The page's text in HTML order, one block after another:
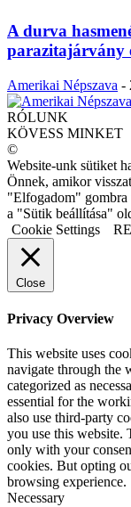
A durva
parazitajárvány
Amerikai Népszava -
RÓLUNK
KÖVESS MINKET
©
Website-unk sütiket
Önnek, amikor
"Elfogadom" gombra
a "Sütik beállítása"
Cookie Settings
Close
Privacy Overview
This website uses
navigate through the
categorized as
essential for the
also use third-party
you use this website.
only with your
cookies. But opting
browsing experience.
Necessary